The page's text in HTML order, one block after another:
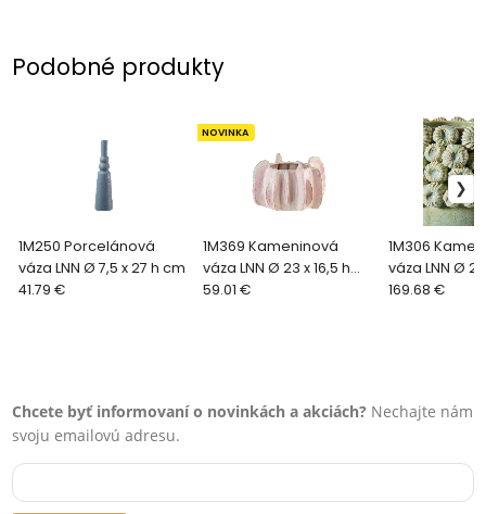
Podobné produkty
1M250 Porcelánová
váza LNN Ø 7,5 x 27 h cm
41.79 €
1M369 Kameninová
váza LNN Ø 23 x 16,5 h
cm
NOVINKA
59.01 €
1M306
váza LNN Ø
cm
169.68 €
Chcete byť informovaní o novinkách a akciách? Nechajte nám
svoju emailovú adresu.